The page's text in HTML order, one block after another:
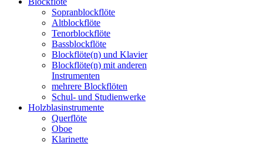
Sopranblockflöte
Altblockflöte
Tenorblockflöte
Bassblockflöte
Blockflöte(n) und Klavier
Blockflöte(n) mit anderen
Instrumenten
mehrere Blockflöten
Schul- und Studienwerke
Holzblasinstrumente
Querflöte
Oboe
Klarinette